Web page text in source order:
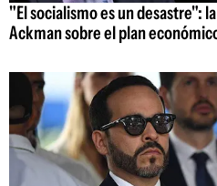
"El socialismo es un desastre":
Ackman sobre el plan